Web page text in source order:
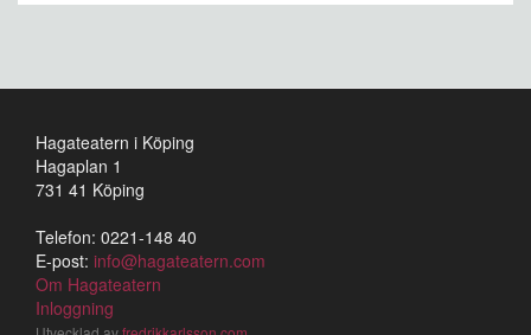
Hagateatern i Köping
Hagaplan 1
731 41 Köping
Telefon: 0221-148 40
E-post: info@hagateatern.com
Om Hagateatern
Inloggning